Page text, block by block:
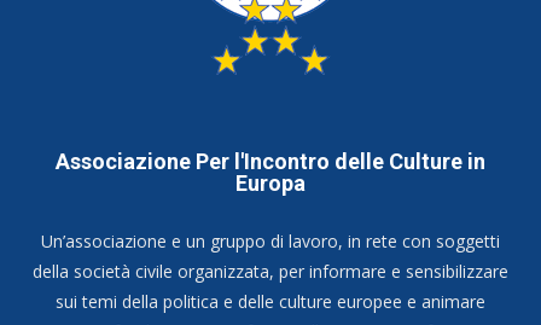
Associazione Per l'Incontro delle Culture in
Europa
Un’associazione e un gruppo di lavoro, in rete con soggetti
della società civile organizzata, per informare e sensibilizzare
sui temi della politica e delle culture europee e animare